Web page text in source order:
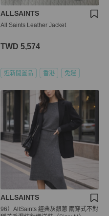
ALLSAINTS
All Saints Leather Jacket
TWD 5,574
近新閒置品 香港 免運
ALLSAINTS
96）AllSaints 經典灰銀蔥 兩穿式不對